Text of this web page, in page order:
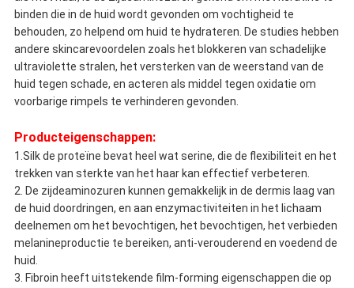
binden die in de huid wordt gevonden om vochtigheid te
behouden, zo helpend om huid te hydrateren. De studies hebben
andere skincarevoordelen zoals het blokkeren van schadelijke
ultraviolette stralen, het versterken van de weerstand van de
huid tegen schade, en acteren als middel tegen oxidatie om
voorbarige rimpels te verhinderen gevonden.
Producteigenschappen:
1.Silk de proteïne bevat heel wat serine, die de flexibiliteit en het
trekken van sterkte van het haar kan effectief verbeteren.
2. De zijdeaminozuren kunnen gemakkelijk in de dermis laag van
de huid doordringen, en aan enzymactiviteiten in het lichaam
deelnemen om het bevochtigen, het bevochtigen, het verbieden
melanineproductie te bereiken, anti-verouderend en voedend de
huid.
3. Fibroin heeft uitstekende film-forming eigenschappen die op